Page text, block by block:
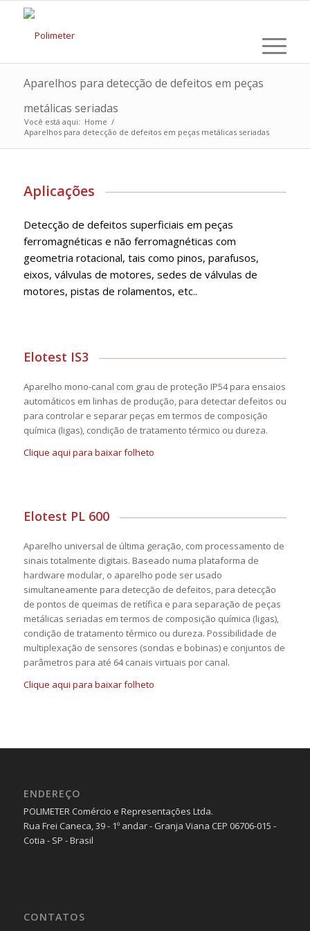
Aparelhos para detecção de defeitos em peças
metálicas seriadas
Você está aqui: Home /
Aparelhos para detecção de defeitos em peças metálicas seriadas
Aplicações
Detecção de defeitos superficiais em peças
ferromagnéticas e não ferromagnéticas com
geometria rotacional, tais como pinos, parafusos,
eixos, válvulas de motores, sedes de válvulas de
motores, pistas de rolamentos, etc..
Elotest IS3
Aparelho mono-canal com grau de proteção IP54 para ensaios
automáticos em linhas de produção, para detectar defeitos ou
para controlar e separar peças em termos de composição
química (ligas), condição de tratamento térmico ou dureza.
Clique aqui para baixar folheto
Elotest PL 600
Aparelho universal de última geração, com processamento de
sinais totalmente digitais. Baseado numa plataforma de
hardware modular, o aparelho pode ser usado
simultaneamente para detecção de defeitos, para detecção
de pontos de queimas de retífica e para separação de peças
metálicas seriadas em termos de composição química (ligas),
condição de tratamento térmico ou dureza. Possibilidade de
multiplexação de sensores (sondas e bobinas) e conjuntos de
parâmetros para até 64 canais virtuais por canal.
Clique aqui para baixar folheto
ENDEREÇO
POLIMETER Comércio e Representações Ltda.
Rua Frei Caneca, 39 - 1º andar - Granja Viana CEP 06706-015 -
Cotia - SP - Brasil
CONTATOS